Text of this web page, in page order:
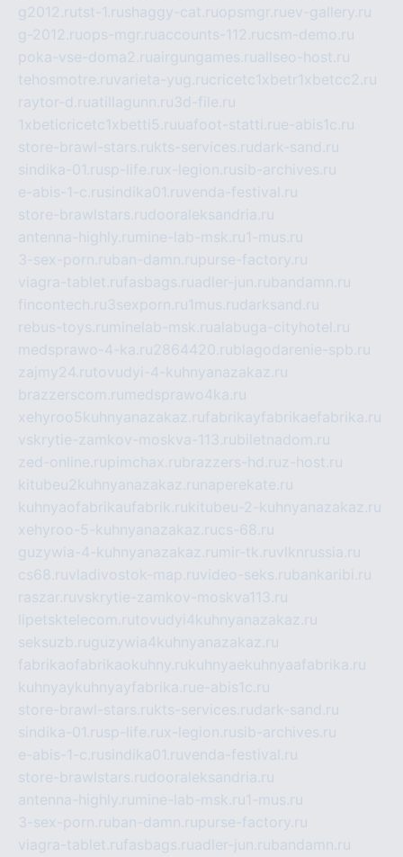
g2012.rutst-1.rushaggy-cat.ruopsmgr.ruev-gallery.ru
g-2012.ruops-mgr.ruaccounts-112.rucsm-demo.ru
poka-vse-doma2.ruairgungames.ruallseo-host.ru
tehosmotre.ruvarieta-yug.rucricetc1xbetr1xbetcc2.ru
raytor-d.ruatillagunn.ru3d-file.ru
1xbeticricetc1xbetti5.ruuafoot-statti.rue-abis1c.ru
store-brawl-stars.rukts-services.rudark-sand.ru
sindika-01.rusp-life.rux-legion.rusib-archives.ru
e-abis-1-c.rusindika01.ruvenda-festival.ru
store-brawlstars.rudooraleksandria.ru
antenna-highly.ru mine-lab-msk.ru1-mus.ru
3-sex-porn.ruban-damn.rupurse-factory.ru
viagra-tablet.rufasbags.ruadler-jun.rubandamn.ru
fincontech.ru3sexporn.ru1mus.rudarksand.ru
rebus-toys.ru minelab-msk.rualabuga-cityhotel.ru
medsprawo-4-ka.ru2864420.rublagodarenie-spb.ru
zajmy24.rutovudyi-4-kuhnyanazakaz.ru
brazzerscom.ru medsprawo4ka.ru
xehyroo5kuhnyanazakaz.rufabrikayfabrikaefabrika.ru
vskrytie-zamkov-moskva-113.rubiletnadom.ru
zed-online.rupimchax.rubrazzers-hd.ruz-host.ru
kitubeu2kuhnyanazakaz.ru naperekate.ru
kuhnyaofabrikaufabrik.rukitubeu-2-kuhnyanazakaz.ru
xehyroo-5-kuhnyanazakaz.rucs-68.ru
guzywia-4-kuhnyanazakaz.ru mir-tk.ruvlknrussia.ru
cs68.ruvladivostok-map.ruvideo-seks.rubankaribi.ru
raszar.ruvskrytie-zamkov-moskva113.ru
lipetsktelecom.rutovudyi4kuhnyanazakaz.ru
seksuzb.ruguzywia4kuhnyanazakaz.ru
fabrikaofabrikaokuhny.rukuhnyaekuhnyaafabrika.ru
kuhnyaykuhnyayfabrika.rue-abis1c.ru
store-brawl-stars.rukts-services.rudark-sand.ru
sindika-01.rusp-life.rux-legion.rusib-archives.ru
e-abis-1-c.rusindika01.ruvenda-festival.ru
store-brawlstars.rudooraleksandria.ru
antenna-highly.ru mine-lab-msk.ru1-mus.ru
3-sex-porn.ruban-damn.rupurse-factory.ru
viagra-tablet.rufasbags.ruadler-jun.rubandamn.ru